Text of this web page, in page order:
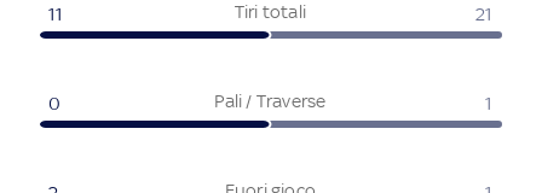
Tiri totali
11 21
Pali / Traverse
0 1